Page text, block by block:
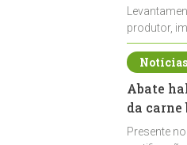
produtor,
de leite cru
Abate
da
Presente